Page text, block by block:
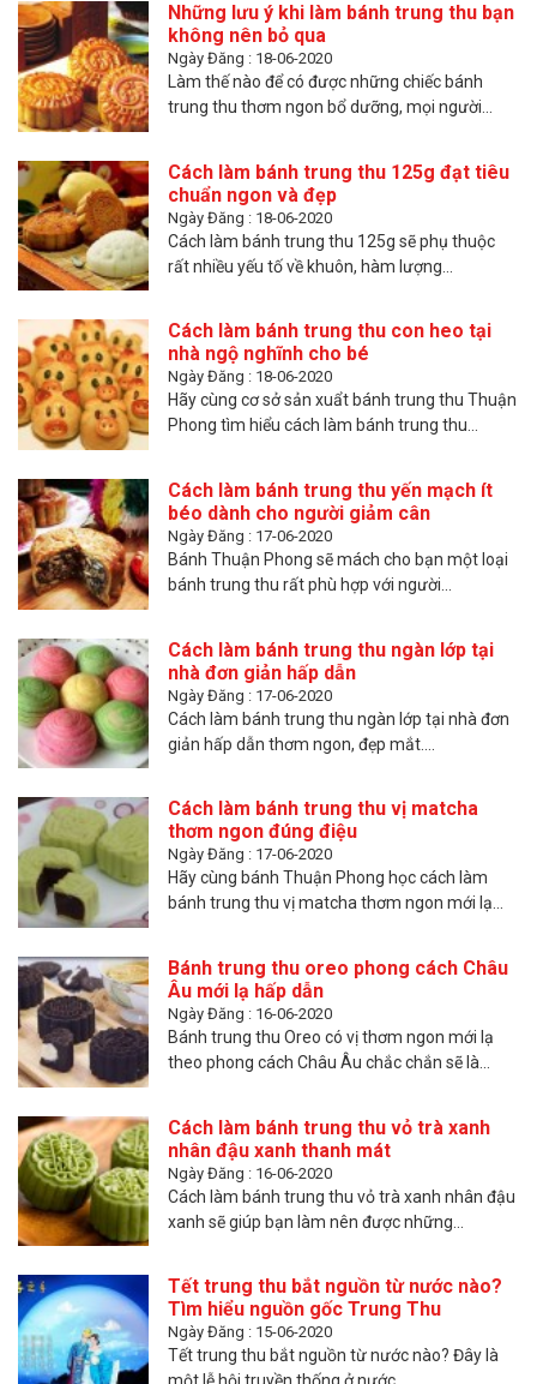
Những lưu ý khi làm bánh trung thu bạn
không nên bỏ qua
Ngày Đăng : 18-06-2020
Làm thế nào để có được những chiếc bánh
trung thu thơm ngon bổ dưỡng, mọi người...
Cách làm bánh trung thu 125g đạt tiêu
chuẩn ngon và đẹp
Ngày Đăng : 18-06-2020
Cách làm bánh trung thu 125g sẽ phụ thuộc
rất nhiều yếu tố về khuôn, hàm lượng...
Cách làm bánh trung thu con heo tại
nhà ngộ nghĩnh cho bé
Ngày Đăng : 18-06-2020
Hãy cùng cơ sở sản xuẩt bánh trung thu Thuận
Phong tìm hiểu cách làm bánh trung thu...
Cách làm bánh trung thu yến mạch ít
béo dành cho người giảm cân
Ngày Đăng : 17-06-2020
Bánh Thuận Phong sẽ mách cho bạn một loại
bánh trung thu rất phù hợp với người...
Cách làm bánh trung thu ngàn lớp tại
nhà đơn giản hấp dẫn
Ngày Đăng : 17-06-2020
Cách làm bánh trung thu ngàn lớp tại nhà đơn
giản hấp dẫn thơm ngon, đẹp mắt....
Cách làm bánh trung thu vị matcha
thơm ngon đúng điệu
Ngày Đăng : 17-06-2020
Hãy cùng bánh Thuận Phong học cách làm
bánh trung thu vị matcha thơm ngon mới lạ...
Bánh trung thu oreo phong cách Châu
Âu mới lạ hấp dẫn
Ngày Đăng : 16-06-2020
Bánh trung thu Oreo có vị thơm ngon mới lạ
theo phong cách Châu Âu chắc chắn sẽ là...
Cách làm bánh trung thu vỏ trà xanh
nhân đậu xanh thanh mát
Ngày Đăng : 16-06-2020
Cách làm bánh trung thu vỏ trà xanh nhân đậu
xanh sẽ giúp bạn làm nên được những...
Tết trung thu bắt nguồn từ nước nào?
Tìm hiểu nguồn gốc Trung Thu
Ngày Đăng : 15-06-2020
Tết trung thu bắt nguồn từ nước nào? Đây là